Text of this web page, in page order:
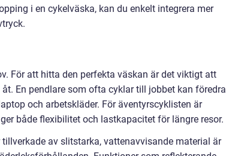
i en cykelväska, kan du enkelt integrera mer
För att hitta den perfekta väskan är det viktigt att
En pendlare som ofta cyklar till jobbet kan föredra
och arbetskläder. För äventyrscyklisten är
både flexibilitet och lastkapacitet för längre resor.
av slitstarka, vattenavvisande material är